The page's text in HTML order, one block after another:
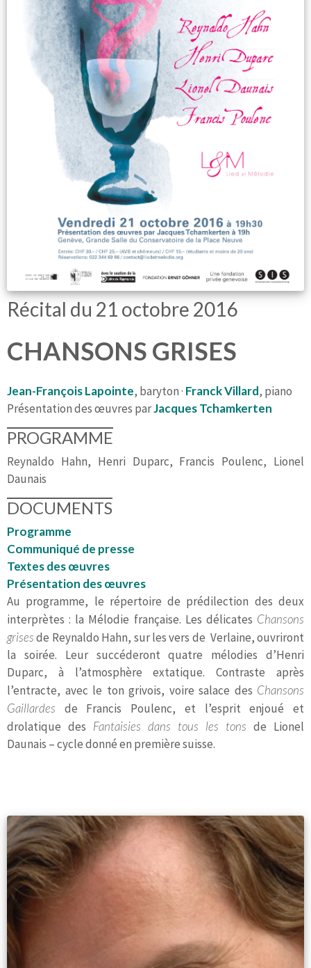
Récital du 21 octobre 2016
CHANSONS GRISES
Jean-François Lapointe, baryton · Franck Villard, piano
Présentation des œuvres parJacques Tchamkerten
PROGRAMME
Reynaldo Hahn, Henri Duparc, Francis Poulenc, Lionel
Daunais
DOCUMENTS
Programme
Communiqué de presse
Textes des œuvres
Présentation des œuvres
Au programme, le répertoire de prédilection des deux
interprètes : la Mélodie française. Les délicates Chansons
grisesde Reynaldo Hahn, sur les vers de Verlaine, ouvriront
la soirée. Leur succéderont quatre mélodies d’Henri
Duparc, à l’atmosphère extatique. Contraste après
l’entracte, avec le ton grivois, voire salace des Chansons
Gaillardes de Francis Poulenc, et l’esprit enjoué et
drolatique des Fantaisies dans tous les tons de Lionel
Daunais – cycle donné en première suisse.